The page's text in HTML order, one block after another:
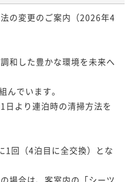
の変更のご案内（2026年4
和した豊かな環境を未来へ
んでいます。
日より連泊時の清掃方法を
1回（4泊目に全交換）とな
場合は、客室内の「シーツ